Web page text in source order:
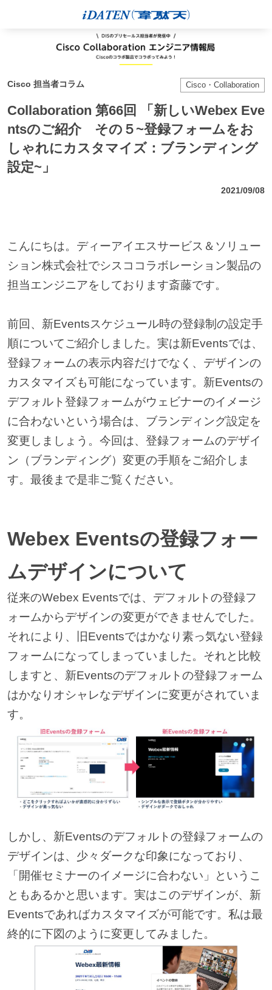
Cisco 担当者コラム Cisco・Collaboration
Collaboration 第66回 「新しいWebex Eve
ntsのご紹介 その５~登録フォームをお
しゃれにカスタマイズ：ブランディング
設定~」
2021/09/08
こんにちは。ディーアイエスサービス＆ソリュー
ション株式会社でシスココラボレーション製品の
担当エンジニアをしております斎藤です。
前回、新Eventsスケジュール時の登録制の設定手
順についてご紹介しました。実は新Eventsでは、
登録フォームの表示内容だけでなく、デザインの
カスタマイズも可能になっています。新Eventsの
デフォルト登録フォームがウェビナーのイメージ
に合わないという場合は、ブランディング設定を
変更しましょう。今回は、登録フォームのデザイ
ン（ブランディング）変更の手順をご紹介しま
す。最後まで是非ご覧ください。
Webex Eventsの登録フォー
ムデザインについて
従来のWebex Eventsでは、デフォルトの登録フ
ォームからデザインの変更ができませんでした。
それにより、旧Eventsではかなり素っ気ない登録
フォームになってしまっていました。それと比較
しますと、新Eventsのデフォルトの登録フォーム
はかなりオシャレなデザインに変更がされていま
す。
しかし、新Eventsのデフォルトの登録フォームの
デザインは、少々ダークな印象になっており、
「開催セミナーのイメージに合わない」というこ
ともあるかと思います。実はこのデザインが、新
Eventsであればカスタマイズが可能です。私は最
終的に下図のように変更してみました。